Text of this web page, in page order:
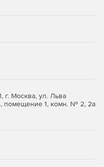
актов.
среды и
потребление ресурсов
оптимизацию
г. Москва, ул. Льва
помещение 1, комн. № 2, 2а